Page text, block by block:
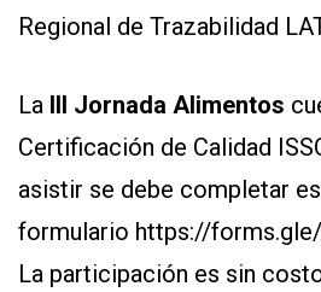
Regional de Trazabilidad
La III Jornada Alimentos
Certificación de Calidad
asistir se debe completar
formulario https://
La participación es sin